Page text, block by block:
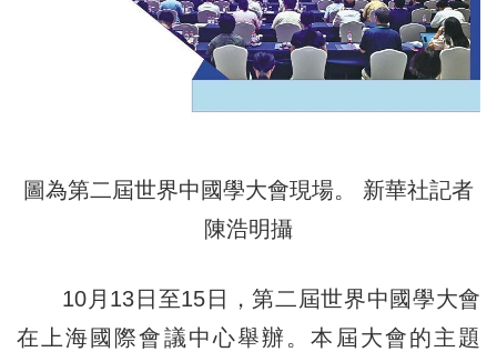
圖為第二屆世界中國學大會現場。 新華社記者
陳浩明攝
10月13日至15日，第二屆世界中國學大會
在上海國際會議中心舉辦。本屆大會的主題